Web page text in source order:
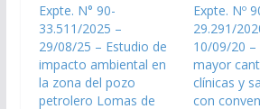
Expte. N° 90-
33.511/2025 –
29/08/25 – Estudio de
impacto ambiental en
la zona del pozo
petrolero Lomas de
Expte. Nº
29.291/
10/09/20 –
mayor
clínicas y
con